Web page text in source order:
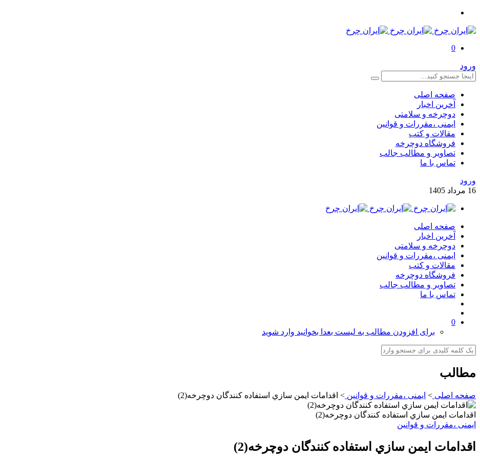
0
ورود
صفحه اصلی
آخرین اخبار
دوچرخه و سلامتی
ایمنی ،مقررات و قوانین
مقالات و کتب
فروشگاه دوچرخه
تصاویر و مطالب جالب
تماس با ما
ورود
16 مرداد 1405
صفحه اصلی
آخرین اخبار
دوچرخه و سلامتی
ایمنی ،مقررات و قوانین
مقالات و کتب
فروشگاه دوچرخه
تصاویر و مطالب جالب
تماس با ما
0
برای افزودن مطالب به لیست بعدا بخوانید وارد شوید
مطالب
صفحه اصلی > ایمنی ،مقررات و قوانین > اقدامات ايمن سازي استفاده كنندگان دوچرخه(2)
اقدامات ايمن سازي استفاده كنندگان دوچرخه(2)
ایمنی ،مقررات و قوانین
اقدامات ايمن سازي استفاده كنندگان دوچرخه(2)